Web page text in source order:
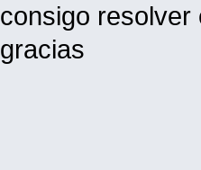
consigo resolver
gracias